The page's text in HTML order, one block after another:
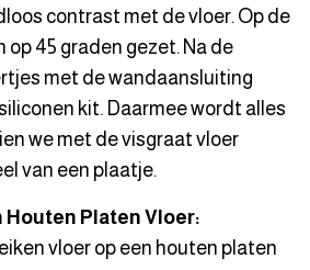
contrast met de vloer. Op de
op 45 graden gezet. Na de
met de wandaansluiting
kit. Daarmee wordt alles
we met de visgraat vloer
van een plaatje.
Houten Platen Vloer:
vloer op een houten platen